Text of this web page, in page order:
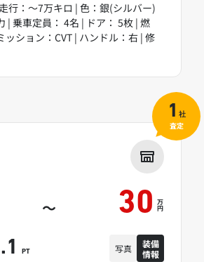
行：～7万キロ | 色：銀(シルバー)
| 乗車定員： 4名 | ドア： 5枚 | 燃
ッション：CVT | ハンドル：右 | 修
～ 30 万
円
PT 写真
装備
情報
1 社
査定